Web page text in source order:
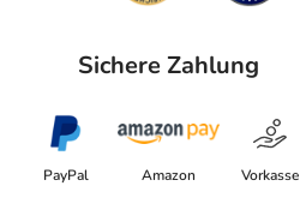
Sichere Zahlung
PayPal Amazon Vorkasse